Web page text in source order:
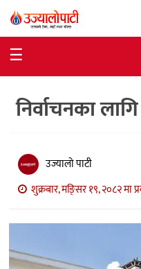
राजनीति
विशेष
विचार
अन्तर्वार्ता
मनोरञ्जन
विज्ञान
☰
निर्वाचनका
उज्यालो पाटी
शुक्रबार, मङि्सर १९, २०८२ मा